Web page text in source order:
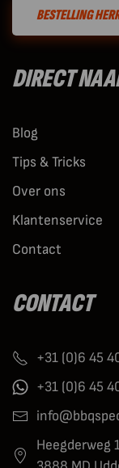
BESTELLING
DIRECT
Blog
Tips & Tricks
Over ons
Klantenservice
Contact
CONTACT
+31 (0)6 45
+31 (0)6 45
Heegderweg